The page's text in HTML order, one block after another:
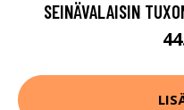
SEINÄVALAISIN